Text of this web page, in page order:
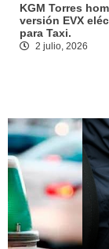
KGM Torres
versión EVX
para Taxi.
2 julio, 2026